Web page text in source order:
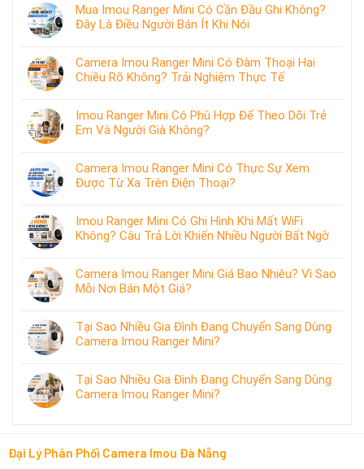
Mua Imou Ranger Mini Có Cần Đầu Ghi Không?
Đây Là Điều Người Bán Ít Khi Nói
Camera Imou Ranger Mini Có Đàm Thoại Hai
Chiều Rõ Không? Trải Nghiệm Thực Tế
Imou Ranger Mini Có Phù Hợp Để Theo Dõi Trẻ
Em Và Người Già Không?
Camera Imou Ranger Mini Có Thực Sự Xem
Được Từ Xa Trên Điện Thoại?
Imou Ranger Mini Có Ghi Hình Khi Mất WiFi
Không? Câu Trả Lời Khiến Nhiều Người Bất Ngờ
Camera Imou Ranger Mini Giá Bao Nhiêu? Vì Sao
Mỗi Nơi Bán Một Giá?
Tại Sao Nhiều Gia Đình Đang Chuyển Sang Dùng
Camera Imou Ranger Mini?
Tại Sao Nhiều Gia Đình Đang Chuyển Sang Dùng
Camera Imou Ranger Mini?
Đại Lý Phân Phối Camera Imou Đà Nẵng